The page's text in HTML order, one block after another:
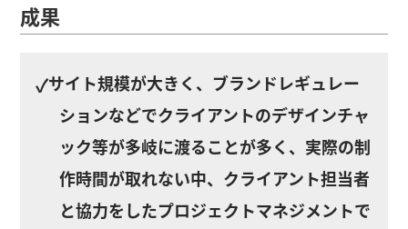
成果
✓サイト規模が大きく、ブランドレギュレー
ションなどでクライアントのデザインチャ
ック等が多岐に渡ることが多く、実際の制
作時間が取れない中、クライアント担当者
と協力をしたプロジェクトマネジメントで